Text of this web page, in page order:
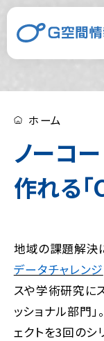
ホーム
ノーコ
作れる
地域の課題解決
データチャレンジ
スや学術研究に
ッショナル部門
ェクトを3回のシ